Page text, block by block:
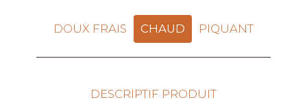
DOUX FRAIS CHAUD PIQUANT
DESCRIPTIF PRODUIT